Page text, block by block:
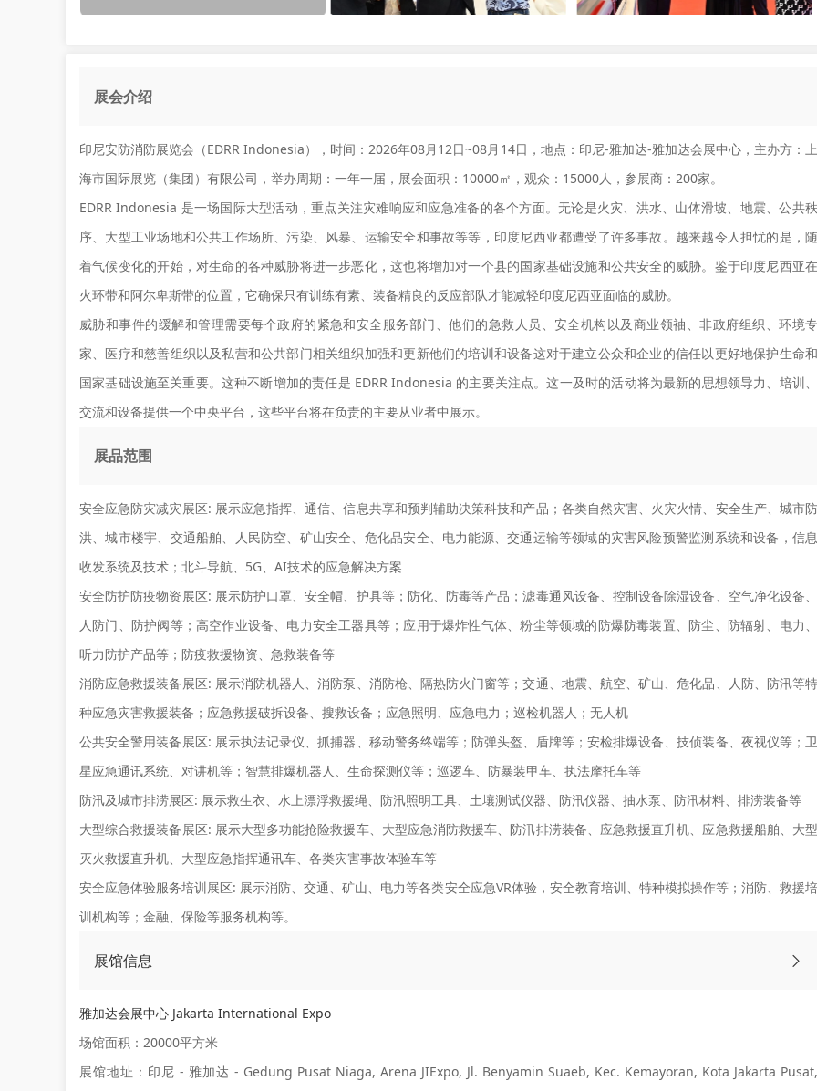
展会介绍
印尼安防消防展览会（EDRR Indonesia），时间：2026年08月12日~08月14日，地点：印尼-雅加达-雅加达会展中心，主办方：上
海市国际展览（集团）有限公司，举办周期：一年一届，展会面积：10000㎡，观众：15000人，参展商：200家。
EDRR Indonesia 是一场国际大型活动，重点关注灾难响应和应急准备的各个方面。无论是火灾、洪水、山体滑坡、地震、公共秩
序、大型工业场地和公共工作场所、污染、风暴、运输安全和事故等等，印度尼西亚都遭受了许多事故。越来越令人担忧的是，随
着气候变化的开始，对生命的各种威胁将进一步恶化，这也将增加对一个县的国家基础设施和公共安全的威胁。鉴于印度尼西亚在
火环带和阿尔卑斯带的位置，它确保只有训练有素、装备精良的反应部队才能减轻印度尼西亚面临的威胁。
威胁和事件的缓解和管理需要每个政府的紧急和安全服务部门、他们的急救人员、安全机构以及商业领袖、非政府组织、环境专
家、医疗和慈善组织以及私营和公共部门相关组织加强和更新他们的培训和设备这对于建立公众和企业的信任以更好地保护生命和
国家基础设施至关重要。这种不断增加的责任是 EDRR Indonesia 的主要关注点。这一及时的活动将为最新的思想领导力、培训、
交流和设备提供一个中央平台，这些平台将在负责的主要从业者中展示。
展品范围
安全应急防灾减灾展区: 展示应急指挥、通信、信息共享和预判辅助决策科技和产品；各类自然灾害、火灾火情、安全生产、城市
洪、城市楼宇、交通船舶、人民防空、矿山安全、危化品安全、电力能源、交通运输等领域的灾害风险预警监测系统和设备，信息
收发系统及技术；北斗导航、5G、AI技术的应急解决方案
安全防护防疫物资展区: 展示防护口罩、安全帽、护具等；防化、防毒等产品；滤毒通风设备、控制设备除湿设备、空气净化设备
人防门、防护阀等；高空作业设备、电力安全工器具等；应用于爆炸性气体、粉尘等领域的防爆防毒装置、防尘、防辐射、电力、
听力防护产品等；防疫救援物资、急救装备等
消防应急救援装备展区: 展示消防机器人、消防泵、消防枪、隔热防火门窗等；交通、地震、航空、矿山、危化品、人防、防汛等
种应急灾害救援装备；应急救援破拆设备、搜救设备；应急照明、应急电力；巡检机器人；无人机
公共安全警用装备展区: 展示执法记录仪、抓捕器、移动警务终端等；防弹头盔、盾牌等；安检排爆设备、技侦装备、夜视仪等；
星应急通讯系统、对讲机等；智慧排爆机器人、生命探测仪等；巡逻车、防暴装甲车、执法摩托车等
防汛及城市排涝展区: 展示救生衣、水上漂浮救援绳、防汛照明工具、土壤测试仪器、防汛仪器、抽水泵、防汛材料、排涝装备等
大型综合救援装备展区: 展示大型多功能抢险救援车、大型应急消防救援车、防汛排涝装备、应急救援直升机、应急救援船舶、大
灭火救援直升机、大型应急指挥通讯车、各类灾害事故体验车等
安全应急体验服务培训展区: 展示消防、交通、矿山、电力等各类安全应急VR体验，安全教育培训、特种模拟操作等；消防、救援
训机构等；金融、保险等服务机构等。
展馆信息
雅加达会展中心 Jakarta International Expo
场馆面积：20000平方米
展馆地址：印尼 - 雅加达 - Gedung Pusat Niaga, Arena JIExpo, Jl. Benyamin Suaeb, Kec. Kemayoran, Kota Jakarta Pusat,